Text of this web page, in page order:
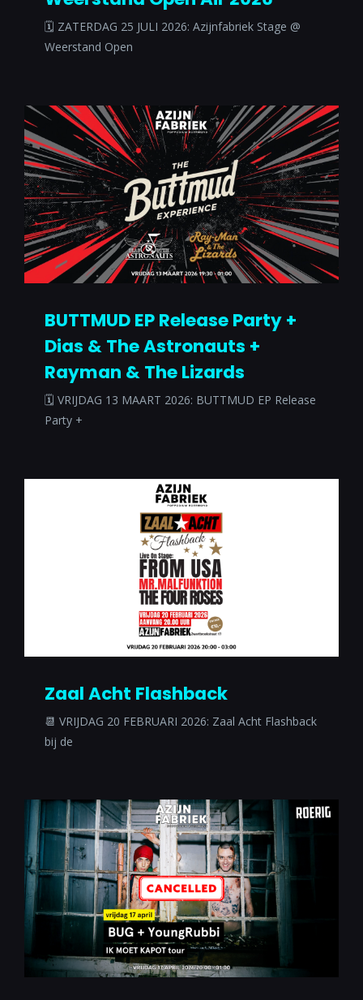
🗓 ZATERDAG 25 JULI 2026: Azijnfabriek Stage @
Weerstand Open
BUTTMUD EP Release Party +
Dias & The Astronauts +
Rayman & The Lizards
🗓 VRIJDAG 13 MAART 2026: BUTTMUD EP Release
Party +
Zaal Acht Flashback
📆 VRIJDAG 20 FEBRUARI 2026: Zaal Acht Flashback
bij de